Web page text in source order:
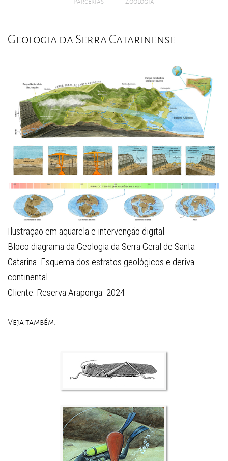
Geologia da Serra Catarinense
Ilustração em aquarela e intervenção digital.
Bloco diagrama da Geologia da Serra Geral de Santa
Catarina. Esquema dos estratos geológicos e deriva
continental.
Cliente: Reserva Araponga. 2024
Veja também: